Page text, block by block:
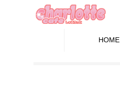
HOME